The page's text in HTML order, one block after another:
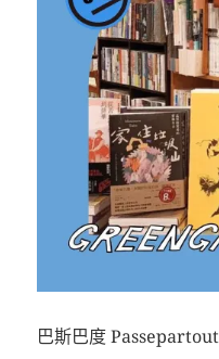
巴斯巴度 Passepartout